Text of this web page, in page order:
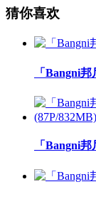
猜你喜欢
「Bangni
「Bangni